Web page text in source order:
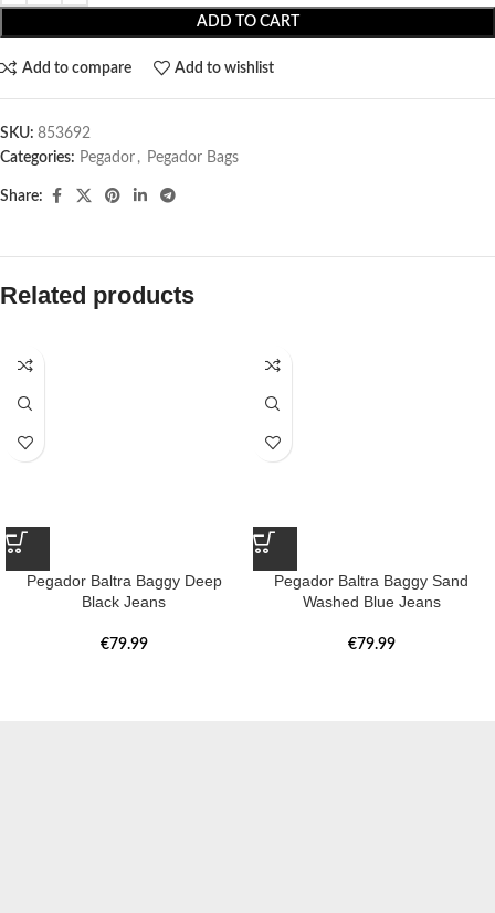
ADD TO CART
Add to compare Add to wishlist
SKU: 853692
Categories: Pegador​ , Pegador Bags
Share:
Related products
Pegador Baltra Baggy Deep
Black Jeans
€79.99
Pegador Baltra Baggy Sand
Washed Blue Jeans
€79.99